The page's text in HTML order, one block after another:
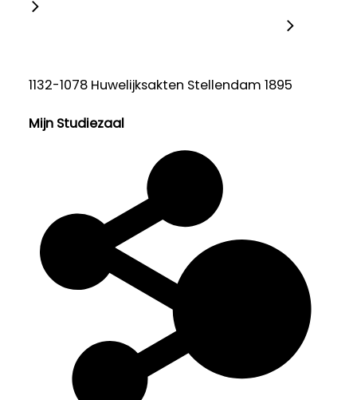
1132-1078 Huwelijksakten Stellendam 1895
Mijn Studiezaal